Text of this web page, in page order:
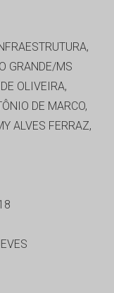
GRANDE/MS
OLIVEIRA,
DE MARCO,
ALVES FERRAZ,